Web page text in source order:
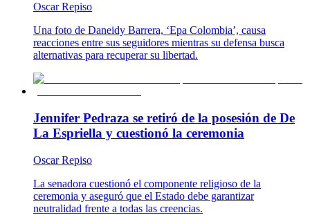
Oscar Repiso
Una foto de Daneidy Barrera, ‘Epa Colombia’, causa
reacciones entre sus seguidores mientras su defensa busca
alternativas para recuperar su libertad.
Jennifer Pedraza se retiró de la posesión de De
La Espriella y cuestionó la ceremonia
Oscar Repiso
La senadora cuestionó el componente religioso de la
ceremonia y aseguró que el Estado debe garantizar
neutralidad frente a todas las creencias.